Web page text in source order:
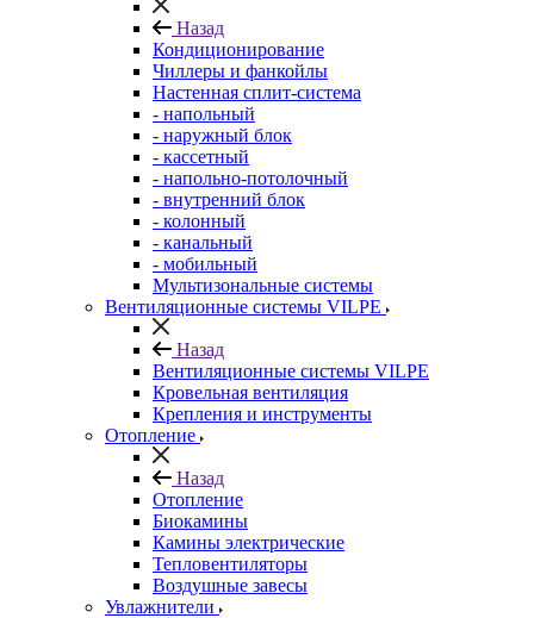
Назад
Кондиционирование
Чиллеры и фанкойлы
Настенная сплит-система
- напольный
- наружный блок
- кассетный
- напольно-потолочный
- внутренний блок
- колонный
- канальный
- мобильный
Мультизональные системы
Вентиляционные системы VILPE
Назад
Вентиляционные системы VILPE
Кровельная вентиляция
Крепления и инструменты
Отопление
Назад
Отопление
Биокамины
Камины электрические
Тепловентиляторы
Воздушные завесы
Увлажнители